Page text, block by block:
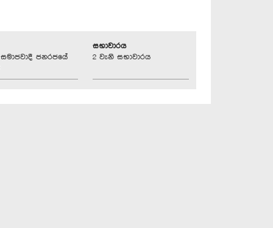
සමාජවාදී ජනරජයේ
සභාවාරය
2 වැනි සභාවාරය